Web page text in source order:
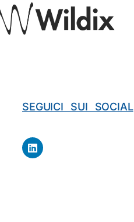
SEGUICI SUI SOCIAL